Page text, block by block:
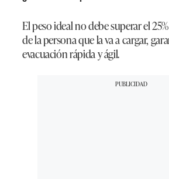
El peso ideal no debe superar el
de la persona que la va a cargar,
evacuación rápida y ágil.